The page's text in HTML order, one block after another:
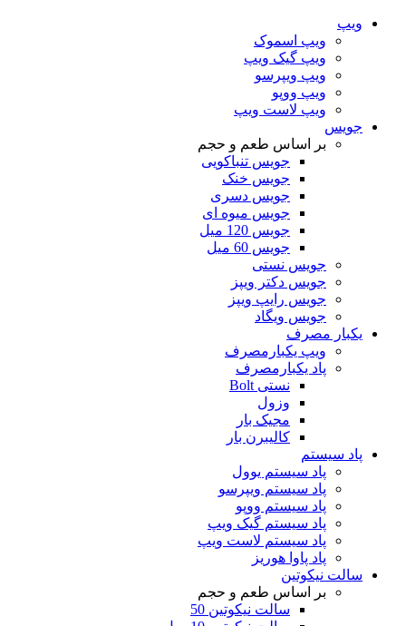
ویپ
ویپ اسموک
ویپ گیک ویپ
ویپ ویپرسو
ویپ ووپو
ویپ لاست ویپ
جویس
بر اساس طعم و حجم
جویس تنباکویی
جویس خنک
جویس دسری
جویس میوه ای
جویس 120 میل
جویس 60 میل
جویس نستی
جویس دکتر ویپز
جویس رایپ ویپز
جویس ویگاد
یکبار مصرف
ویپ یکبارمصرف
پاد یکبارمصرف
نستی Bolt
وزول
مجیک بار
کالیبرن بار
پاد سیستم
پاد سیستم یوول
پاد سیستم ویپرسو
پاد سیستم ووپو
پاد سیستم گیک ویپ
پاد سیستم لاست ویپ
پاد پاوا هوریز
سالت نیکوتین
بر اساس طعم و حجم
سالت نیکوتین 50